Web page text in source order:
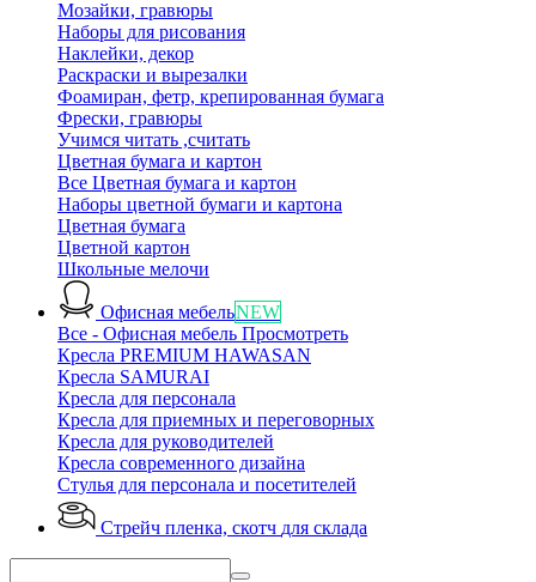
Мозайки, гравюры
Наборы для рисования
Наклейки, декор
Раскраски и вырезалки
Фоамиран, фетр, крепированная бумага
Фрески, гравюры
Учимся читать ,считать
Цветная бумага и картон
Все Цветная бумага и картон
Наборы цветной бумаги и картона
Цветная бумага
Цветной картон
Школьные мелочи
Офисная мебельNEW
Все - Офисная мебель Просмотреть
Кресла PREMIUM HAWASAN
Кресла SAMURAI
Кресла для персонала
Кресла для приемных и переговорных
Кресла для руководителей
Кресла современного дизайна
Стулья для персонала и посетителей
Стрейч пленка, скотч для склада